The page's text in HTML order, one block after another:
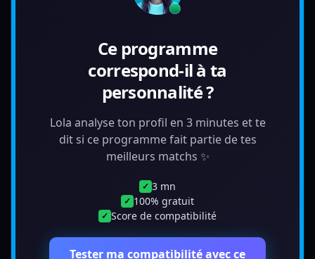
Ce programme
correspond-il à ta
personnalité ?
Lola analyse ton profil en 3 minutes et te
dit si ce programme fait partie de tes
meilleurs matchs ✨
✓ 3 mn
✓ 100% gratuit
✓ Score de compatibilité
Tester ma compatibilité avec ce